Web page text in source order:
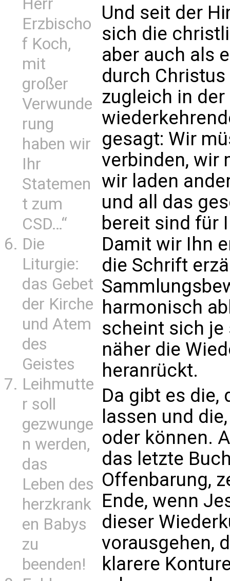
Herr
Erzbischo
f Koch,
mit
großer
Verwunde
rung
haben wir
Ihr
Statemen
t zum
CSD…“
Die
Liturgie:
das Gebet
der Kirche
und Atem
des
Geistes
Leihmutte
r soll
gezwunge
n werden,
das
Leben des
herzkrank
en Babys
zu
beenden!
Und seit der
sich die
aber auch als
durch
zugleich in
gesagt: Wir
verbinden, wir
wir laden
und all das
bereit sind für
Damit wir Ihn
die Schrift
harmonisch
scheint sich je
näher die
heranrückt.
Da gibt es
lassen und
oder können.
das letzte
Offenbarung,
Ende, wenn
dieser
vorausgehen,
klarere